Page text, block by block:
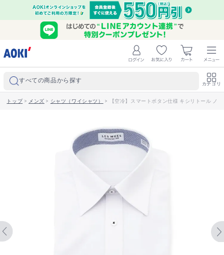
すべての商品から探す カテゴリ
トップ> メンズ > シャツ（ワイシャツ） > 【空冷】スマートボタン仕様 キシリトール ノ